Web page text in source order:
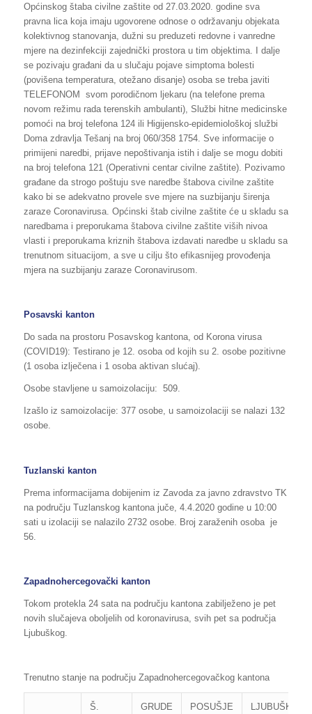
Općinskog štaba civilne zaštite od 27.03.2020. godine sva
pravna lica koja imaju ugovorene odnose o održavanju objekata
kolektivnog stanovanja, dužni su preduzeti redovne i vanredne
mjere na dezinfekciji zajednički prostora u tim objektima. I dalje
se pozivaju građani da u slučaju pojave simptoma bolesti
(povišena temperatura, otežano disanje) osoba se treba javiti
TELEFONOM svom porodičnom ljekaru (na telefone prema
novom režimu rada terenskih ambulanti), Službi hitne medicinske
pomoći na broj telefona 124 ili Higijensko-epidemiološkoj službi
Doma zdravlja Tešanj na broj 060/358 1754. Sve informacije o
primijeni naredbi, prijave nepoštivanja istih i dalje se mogu dobiti
na broj telefona 121 (Operativni centar civilne zaštite). Pozivamo
građane da strogo poštuju sve naredbe štabova civilne zaštite
kako bi se adekvatno provele sve mjere na suzbijanju širenja
zaraze Coronavirusa. Općinski štab civilne zaštite će u skladu sa
naredbama i preporukama štabova civilne zaštite viših nivoa
vlasti i preporukama kriznih štabova izdavati naredbe u skladu sa
trenutnom situacijom, a sve u cilju što efikasnijeg provođenja
mjera na suzbijanju zaraze Coronavirusom.
Posavski kanton
Do sada na prostoru Posavskog kantona, od Korona virusa
(COVID19): Testirano je 12. osoba od kojih su 2. osobe pozitivne
(1 osoba izlječena i 1 osoba aktivan slućaj).
Osobe stavljene u samoizolaciju: 509.
Izašlo iz samoizolacije: 377 osobe, u samoizolaciji se nalazi 132
osobe.
Tuzlanski kanton
Prema informacijama dobijenim iz Zavoda za javno zdravstvo TK
na području Tuzlanskog kantona juče, 4.4.2020 godine u 10:00
sati u izolaciji se nalazilo 2732 osobe. Broj zaraženih osoba je
56.
Zapadnohercegovački kanton
Tokom protekla 24 sata na području kantona zabilježeno je pet
novih slučajeva oboljelih od koronavirusa, svih pet sa područja
Ljubuškog.
Trenutno stanje na području Zapadnohercegovačkog kantona
Š. GRUDE POSUŠJE LJUBUŠKI